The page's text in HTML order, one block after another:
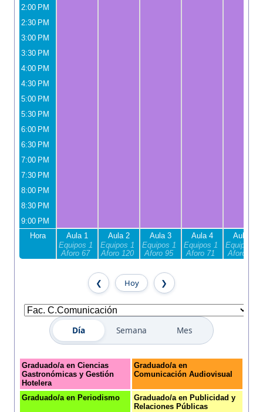
Hora
Aula 1
Equipos 1
Aforo 67
Aula 2
Equipos 1
Aforo 120
Aula 3
Equipos 1
Aforo 95
Aula 4
Equipos 1
Aforo 71
Aula 5
Equipos 1
Aforo 69
2:00 PM
2:30 PM
3:00 PM
3:30 PM
4:00 PM
4:30 PM
5:00 PM
5:30 PM
6:00 PM
6:30 PM
7:00 PM
7:30 PM
8:00 PM
8:30 PM
9:00 PM
Hoy
Día Semana Mes
Graduado/a en Ciencias
Gastronómicas y Gestión
Hotelera
Graduado/a en
Comunicación Audiovisual
Graduado/a en Periodismo
Graduado/a en Publicidad y
Relaciones Públicas